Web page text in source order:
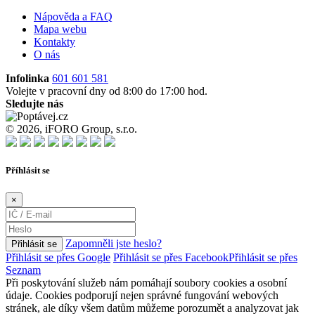
Nápověda a FAQ
Mapa webu
Kontakty
O nás
Infolinka 601 601 581
Volejte v pracovní dny od 8:00 do 17:00 hod.
Sledujte nás
© 2026, iFORO Group, s.r.o.
Příhlásit se
×
Přihlásit se
Zapomněli jste heslo?
Přihlásit se přes Google Přihlásit se přes FacebookPřihlásit se přes
Seznam
Při poskytování služeb nám pomáhají soubory cookies a osobní
údaje. Cookies podporují nejen správné fungování webových
stránek, ale díky všem datům můžeme porozumět a analyzovat jak